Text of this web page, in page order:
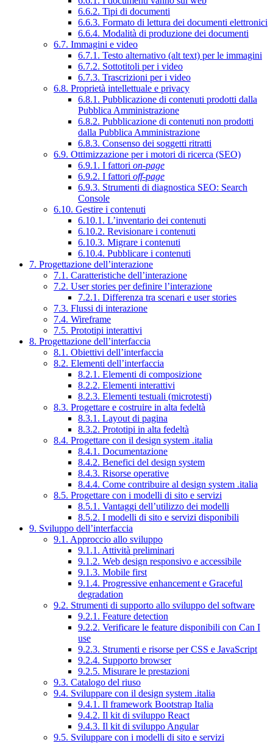
6.6.2. Tipi di documenti
6.6.3. Formato di lettura dei documenti elettronici
6.6.4. Modalità di produzione dei documenti
6.7. Immagini e video
6.7.1. Testo alternativo (alt text) per le immagini
6.7.2. Sottotitoli per i video
6.7.3. Trascrizioni per i video
6.8. Proprietà intellettuale e privacy
6.8.1. Pubblicazione di contenuti prodotti dalla
Pubblica Amministrazione
6.8.2. Pubblicazione di contenuti non prodotti
dalla Pubblica Amministrazione
6.8.3. Consenso dei soggetti ritratti
6.9. Ottimizzazione per i motori di ricerca (SEO)
6.9.1. I fattori on-page
6.9.2. I fattori off-page
6.9.3. Strumenti di diagnostica SEO: Search
Console
6.10. Gestire i contenuti
6.10.1. L’inventario dei contenuti
6.10.2. Revisionare i contenuti
6.10.3. Migrare i contenuti
6.10.4. Pubblicare i contenuti
7. Progettazione dell’interazione
7.1. Caratteristiche dell’interazione
7.2. User stories per definire l’interazione
7.2.1. Differenza tra scenari e user stories
7.3. Flussi di interazione
7.4. Wireframe
7.5. Prototipi interattivi
8. Progettazione dell’interfaccia
8.1. Obiettivi dell’interfaccia
8.2. Elementi dell’interfaccia
8.2.1. Elementi di composizione
8.2.2. Elementi interattivi
8.2.3. Elementi testuali (microtesti)
8.3. Progettare e costruire in alta fedeltà
8.3.1. Layout di pagina
8.3.2. Prototipi in alta fedeltà
8.4. Progettare con il design system .italia
8.4.1. Documentazione
8.4.2. Benefici del design system
8.4.3. Risorse operative
8.4.4. Come contribuire al design system .italia
8.5. Progettare con i modelli di sito e servizi
8.5.1. Vantaggi dell’utilizzo dei modelli
8.5.2. I modelli di sito e servizi disponibili
9. Sviluppo dell’interfaccia
9.1. Approccio allo sviluppo
9.1.1. Attività preliminari
9.1.2. Web design responsivo e accessibile
9.1.3. Mobile first
9.1.4. Progressive enhancement e Graceful
degradation
9.2. Strumenti di supporto allo sviluppo del software
9.2.1. Feature detection
9.2.2. Verificare le feature disponibili con Can I
use
9.2.3. Strumenti e risorse per CSS e JavaScript
9.2.4. Supporto browser
9.2.5. Misurare le prestazioni
9.3. Catalogo del riuso
9.4. Sviluppare con il design system .italia
9.4.1. Il framework Bootstrap Italia
9.4.2. Il kit di sviluppo React
9.4.3. Il kit di sviluppo Angular
9.5. Sviluppare con i modelli di sito e servizi